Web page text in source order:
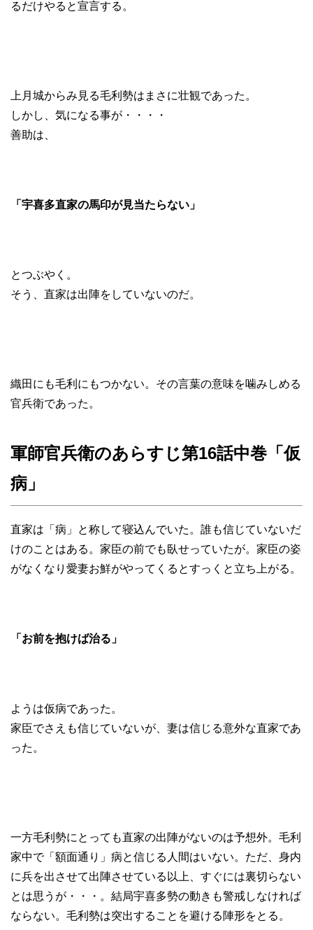
るだけやると宣言する。
上月城からみ見る毛利勢はまさに壮観であった。
しかし、気になる事が・・・・
善助は、
「宇喜多直家の馬印が見当たらない」
とつぶやく。
そう、直家は出陣をしていないのだ。
織田にも毛利にもつかない。その言葉の意味を噛みしめる
官兵衛であった。
軍師官兵衛のあらすじ第16話中巻「仮
病」
直家は「病」と称して寝込んでいた。誰も信じていないだ
けのことはある。家臣の前でも臥せっていたが。家臣の姿
がなくなり愛妻お鮮がやってくるとすっくと立ち上がる。
「お前を抱けば治る」
ようは仮病であった。
家臣でさえも信じていないが、妻は信じる意外な直家であ
った。
一方毛利勢にとっても直家の出陣がないのは予想外。毛利
家中で「額面通り」病と信じる人間はいない。ただ、身内
に兵を出させて出陣させている以上、すぐには裏切らない
とは思うが・・・。結局宇喜多勢の動きも警戒しなければ
ならない。毛利勢は突出することを避ける陣形をとる。